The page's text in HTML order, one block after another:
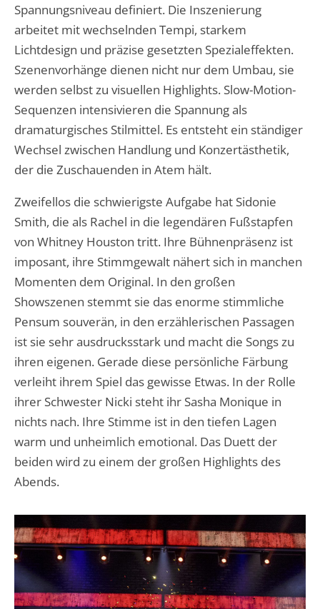
Spannungsniveau definiert. Die Inszenierung
arbeitet mit wechselnden Tempi, starkem
Lichtdesign und präzise gesetzten Spezialeffekten.
Szenenvorhänge dienen nicht nur dem Umbau, sie
werden selbst zu visuellen Highlights. Slow-Motion-
Sequenzen intensivieren die Spannung als
dramaturgisches Stilmittel. Es entsteht ein ständiger
Wechsel zwischen Handlung und Konzertästhetik,
der die Zuschauenden in Atem hält.
Zweifellos die schwierigste Aufgabe hat Sidonie
Smith, die als Rachel in die legendären Fußstapfen
von Whitney Houston tritt. Ihre Bühnenpräsenz ist
imposant, ihre Stimmgewalt nähert sich in manchen
Momenten dem Original. In den großen
Showszenen stemmt sie das enorme stimmliche
Pensum souverän, in den erzählerischen Passagen
ist sie sehr ausdrucksstark und macht die Songs zu
ihren eigenen. Gerade diese persönliche Färbung
verleiht ihrem Spiel das gewisse Etwas. In der Rolle
ihrer Schwester Nicki steht ihr Sasha Monique in
nichts nach. Ihre Stimme ist in den tiefen Lagen
warm und unheimlich emotional. Das Duett der
beiden wird zu einem der großen Highlights des
Abends.